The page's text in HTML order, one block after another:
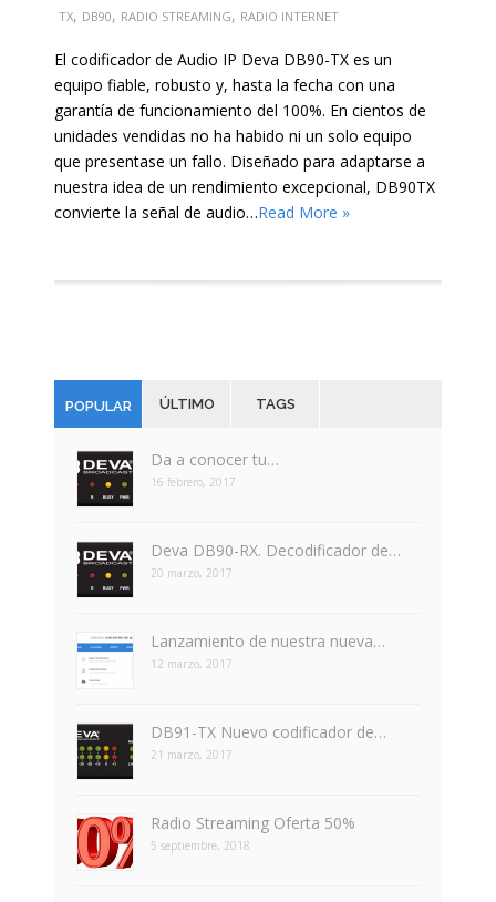
TX, DB90, RADIO STREAMING, RADIO INTERNET
El codificador de Audio IP Deva DB90-TX es un
equipo fiable, robusto y, hasta la fecha con una
garantía de funcionamiento del 100%. En cientos de
unidades vendidas no ha habido ni un solo equipo
que presentase un fallo. Diseñado para adaptarse a
nuestra idea de un rendimiento excepcional, DB90TX
convierte la señal de audio…Read More »
POPULAR ÚLTIMO TAGS
Da a conocer tu…
16 febrero, 2017
Deva DB90-RX. Decodificador de…
20 marzo, 2017
Lanzamiento de nuestra nueva…
12 marzo, 2017
DB91-TX Nuevo codificador de…
21 marzo, 2017
Radio Streaming Oferta 50%
5 septiembre, 2018